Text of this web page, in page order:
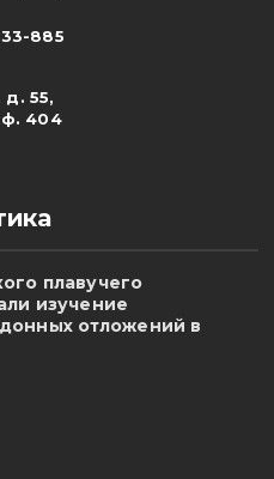
885
55,
404
плавучего
изучение
отложений в